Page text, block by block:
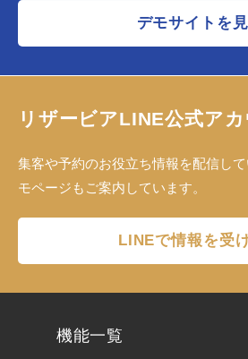
デモサイトを
リザービアLINE公式アカ
集客や予約のお役立ち情報を配信し
モページもご案内しています。
LINEで情報を受
機能一覧